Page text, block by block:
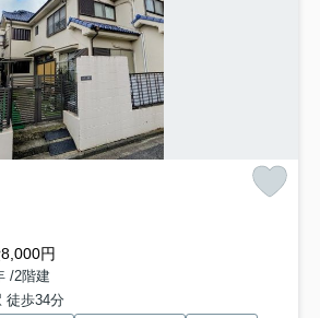
円
/2階建
徒歩34分